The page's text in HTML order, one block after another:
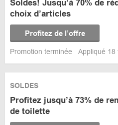
Soldes! Jusqu’à 70% de
choix d’articles
Profitez de l’offre
Promotion terminée Appliqué 18
SOLDES
Profitez jusqu’à 73% de
de toilette